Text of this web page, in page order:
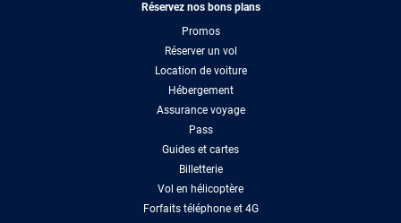
Réservez nos bons plans
Promos
Réserver un vol
Location de voiture
Hébergement
Assurance voyage
Pass
Guides et cartes
Billetterie
Vol en hélicoptère
Forfaits téléphone et 4G